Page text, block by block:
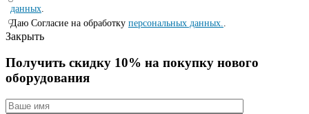
данных
Даю Согласие на обработку персональных данных.
Закрыть
Получить скидку 10% на покупку нового
оборудования